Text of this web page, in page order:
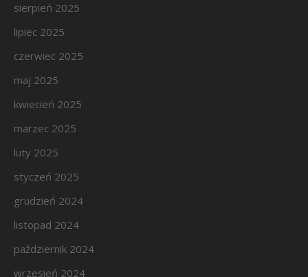
sierpień 2025
lipiec 2025
czerwiec 2025
maj 2025
kwiecień 2025
marzec 2025
luty 2025
styczeń 2025
grudzień 2024
listopad 2024
październik 2024
wrzesień 2024